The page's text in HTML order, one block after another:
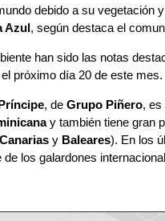
debido a su vegetación
Azul, según destaca el
han sido las notas
próximo día 20 de este mes.
, de Grupo Piñero, es
y también tiene gran
yBaleares). En los
de los galardones